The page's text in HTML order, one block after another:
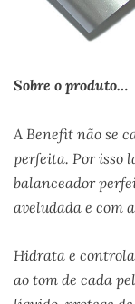
Sobre o produto…
A Benefit não se
perfeita. Por isso
balanceador
aveludada e com
Hidrata e
ao tom de cada